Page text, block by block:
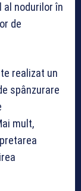
al nodurilor în
de
realizat un
spânzurare
mult,